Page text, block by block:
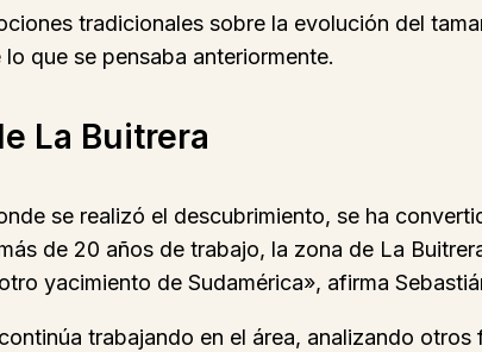
tradicionales sobre la evolución del
que se pensaba anteriormente.
La Buitrera
se realizó el descubrimiento, se ha
de 20 años de trabajo, la zona de La
yacimiento de Sudamérica», afirma
trabajando en el área, analizando